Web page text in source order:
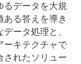
データを大規
る答えを導き
ータ処理と、
ーキテクチャで
されたソリュー